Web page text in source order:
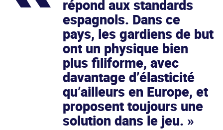
répond aux standards
espagnols. Dans ce
pays, les gardiens de but
ont un physique bien
plus filiforme, avec
davantage d’élasticité
qu’ailleurs en Europe, et
proposent toujours une
solution dans le jeu.